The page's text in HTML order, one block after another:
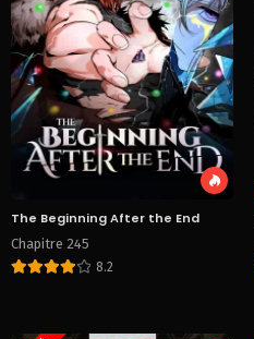
The Beginning After the End
Chapitre 245
8.2